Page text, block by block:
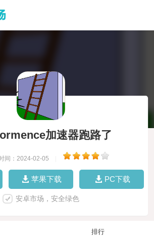
加速器跑路了
间：2024-02-05
苹果下载 PC下载
安卓市场，安全绿色
排行